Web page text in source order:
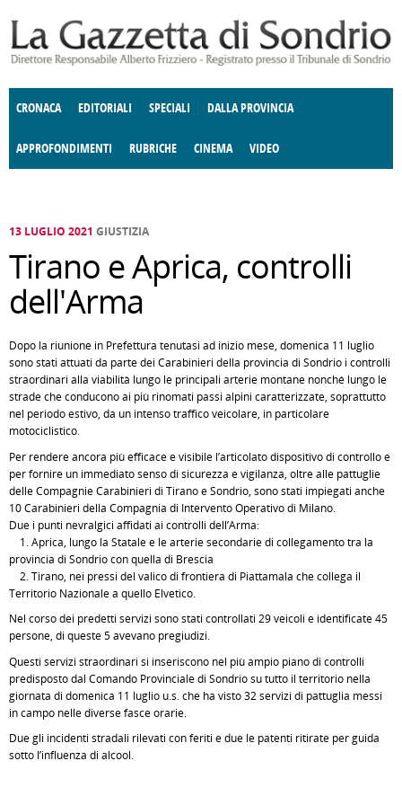
CRONACA EDITORIALI SPECIALI DALLA PROVINCIA
APPROFONDIMENTI
E SPETTACOLI POLITICA
RUBRICHE
DELLE IDEE FATTI DELLO SPIRITO
CINEMA VIDEO
13 LUGLIO 2021 GIUSTIZIA
Tirano e Aprica, controlli
dell'Arma
Dopo la riunione in Prefettura tenutasi ad inizio mese, domenica 11 luglio
sono stati attuati da parte dei Carabinieri della provincia di Sondrio i controlli
straordinari alla viabilità lungo le principali arterie montane nonché lungo le
strade che conducono ai più rinomati passi alpini caratterizzate, soprattutto
nel periodo estivo, da un intenso traffico veicolare, in particolare
motociclistico.
Per rendere ancora più efficace e visibile l’articolato dispositivo di controllo e
per fornire un immediato senso di sicurezza e vigilanza, oltre alle pattuglie
delle Compagnie Carabinieri di Tirano e Sondrio, sono stati impiegati anche
10 Carabinieri della Compagnia di Intervento Operativo di Milano.
Due i punti nevralgici affidati ai controlli dell’Arma:
1. Aprica, lungo la Statale e le arterie secondarie di collegamento tra la
provincia di Sondrio con quella di Brescia
2. Tirano, nei pressi del valico di frontiera di Piattamala che collega il
Territorio Nazionale a quello Elvetico.
Nel corso dei predetti servizi sono stati controllati 29 veicoli e identificate 45
persone, di queste 5 avevano pregiudizi.
Questi servizi straordinari si inseriscono nel più ampio piano di controlli
predisposto dal Comando Provinciale di Sondrio su tutto il territorio nella
giornata di domenica 11 luglio u.s. che ha visto 32 servizi di pattuglia messi
in campo nelle diverse fasce orarie.
Due gli incidenti stradali rilevati con feriti e due le patenti ritirate per guida
sotto l’influenza di alcool.